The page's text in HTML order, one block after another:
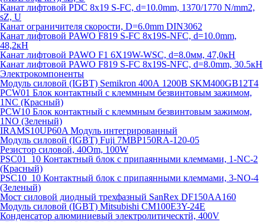
Канат лифтовой PDC 8x19 S-FC, d=10.0mm, 1370/1770 N/mm2,
sZ, U
Канат ограничителя скорости, D=6.0mm DIN3062
Канат лифтовой PAWO F819 S-FC 8х19S-NFC, d=10.0mm,
48,2кН
Канат лифтовой PAWO F1 6X19W-WSC, d=8.0мм, 47,0кН
Канат лифтовой PAWO F819 S-FC 8х19S-NFC, d=8.0mm, 30.5кН
Электрокомпоненты
Модуль силовой (IGBT) Semikron 400А 1200В SKM400GB12T4
PCW01 Блок контактный с клеммным безвинтовым зажимом,
1NC (Красный)
PCW10 Блок контактный с клеммным безвинтовым зажимом,
1NO (Зеленый)
IRAMS10UP60A Модуль интегрированный
Модуль силовой (IGBT) Fuji 7MBP150RA-120-05
Резистор силовой, 40Om, 100W
PSC01_10 Контактный блок с припаянными клеммами, 1-NC-2
(Красный)
PSC10_10 Контактный блок с припаянными клеммами, 3-NO-4
(Зеленый)
Мост силовой диодный трехфазный SanRex DF150AA160
Модуль силовой (IGBT) Mitsubishi CM100E3Y-24E
Конденсатор алюминиевый электролитическтй, 400V